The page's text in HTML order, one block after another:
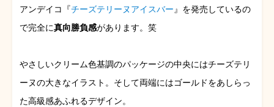
アンデイコ『チーズテリーヌアイスバー 』を発売しているの
で完全に真向勝負感があります。笑
やさしいクリーム色基調のパッケージの中央にはチーズテリ
ーヌの大きなイラスト。そして両端にはゴールドをあしらっ
た高級感あふれるデザイン。